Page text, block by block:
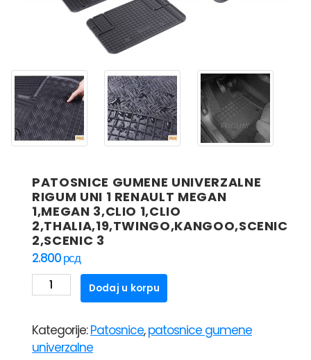
PATOSNICE GUMENE UNIVERZALNE
RIGUM UNI 1 RENAULT MEGAN
1,MEGAN 3,CLIO 1,CLIO
2,THALIA,19,TWINGO,KANGOO,SCENIC
2,SCENIC 3
2.800рсд
PATOSNICE
GUMENE
RIGUM
UNI
Dodaj u korpu
Kategorije:Patosnice,patosnice gumene
univerzalne